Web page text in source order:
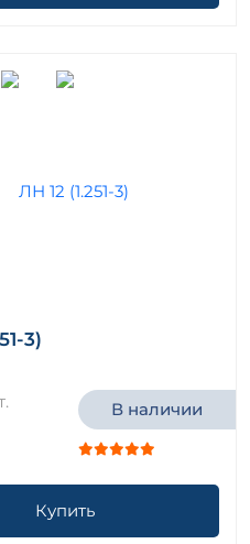
3)
В наличии
Купить